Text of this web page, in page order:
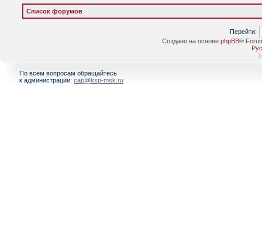
Список форумов
Перейти:
Создано на основе phpBB®
[
По всем вопросам обращайтесь
к администрации: cap@ksp-msk.ru